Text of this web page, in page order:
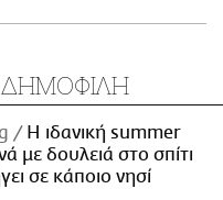
ΔΗΜΟΦΙΛΗ
Η ιδανική summer
με δουλειά στο σπίτι
σε κάποιο νησί